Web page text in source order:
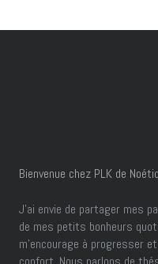
Bienvenue chez PLK de
J’ai envie de partager mes
de mes petits bonheurs
m'encourage à progresser